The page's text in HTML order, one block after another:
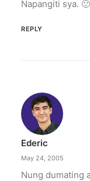
Napangiti sya. 🙂
REPLY
Ederic
May 24, 2005
Nung dumating